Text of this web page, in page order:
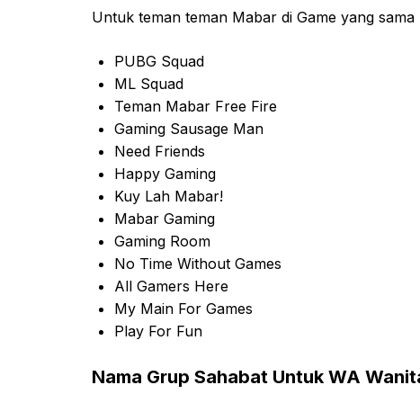
Untuk teman teman Mabar di Game yang
PUBG Squad
ML Squad
Teman Mabar Free Fire
Gaming Sausage Man
Need Friends
Happy Gaming
Kuy Lah Mabar!
Mabar Gaming
Gaming Room
No Time Without Games
All Gamers Here
My Main For Games
Play For Fun
Nama Grup Sahabat Untuk WA